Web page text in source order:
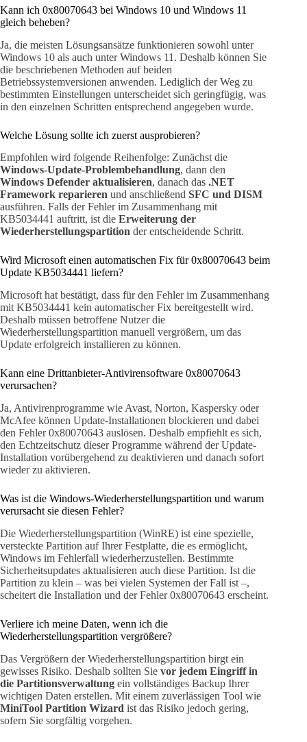
Kann ich 0x80070643 bei Windows 10 und Windows 11
gleich beheben?
Ja, die meisten Lösungsansätze funktionieren sowohl unter
Windows 10 als auch unter Windows 11. Deshalb können Sie
die beschriebenen Methoden auf beiden
Betriebssystemversionen anwenden. Lediglich der Weg zu
bestimmten Einstellungen unterscheidet sich geringfügig, was
in den einzelnen Schritten entsprechend angegeben wurde.
Welche Lösung sollte ich zuerst ausprobieren?
Empfohlen wird folgende Reihenfolge: Zunächst die
Windows-Update-Problembehandlung, dann den
Windows Defender aktualisieren, danach das .NET
Framework reparieren und anschließend SFC und DISM
ausführen. Falls der Fehler im Zusammenhang mit
KB5034441 auftritt, ist die Erweiterung der
Wiederherstellungspartition der entscheidende Schritt.
Wird Microsoft einen automatischen Fix für 0x80070643 beim
Update KB5034441 liefern?
Microsoft hat bestätigt, dass für den Fehler im Zusammenhang
mit KB5034441 kein automatischer Fix bereitgestellt wird.
Deshalb müssen betroffene Nutzer die
Wiederherstellungspartition manuell vergrößern, um das
Update erfolgreich installieren zu können.
Kann eine Drittanbieter-Antivirensoftware 0x80070643
verursachen?
Ja, Antivirenprogramme wie Avast, Norton, Kaspersky oder
McAfee können Update-Installationen blockieren und dabei
den Fehler 0x80070643 auslösen. Deshalb empfiehlt es sich,
den Echtzeitschutz dieser Programme während der Update-
Installation vorübergehend zu deaktivieren und danach sofort
wieder zu aktivieren.
Was ist die Windows-Wiederherstellungspartition und warum
verursacht sie diesen Fehler?
Die Wiederherstellungspartition (WinRE) ist eine spezielle,
versteckte Partition auf Ihrer Festplatte, die es ermöglicht,
Windows im Fehlerfall wiederherzustellen. Bestimmte
Sicherheitsupdates aktualisieren auch diese Partition. Ist die
Partition zu klein – was bei vielen Systemen der Fall ist –,
scheitert die Installation und der Fehler 0x80070643 erscheint.
Verliere ich meine Daten, wenn ich die
Wiederherstellungspartition vergrößere?
Das Vergrößern der Wiederherstellungspartition birgt ein
gewisses Risiko. Deshalb sollten Sie vor jedem Eingriff in
die Partitionsverwaltung ein vollständiges Backup Ihrer
wichtigen Daten erstellen. Mit einem zuverlässigen Tool wie
MiniTool Partition Wizard ist das Risiko jedoch gering,
sofern Sie sorgfältig vorgehen.